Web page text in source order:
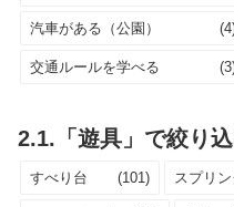
汽車がある（公園）
交通ルールを学べる
2.1.「遊具」で絞り
すべり台 (101) スプリ